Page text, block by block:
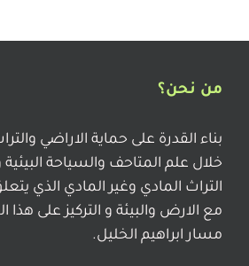
من نحن؟
بناء القدرة على حماية الاراضي
خلال علم المتاحف والسياحة البيئية
التراث المادي وغير المادي الذي
مع الارض والبيئة و التركيز على
مسار ابراهيم الخليل.